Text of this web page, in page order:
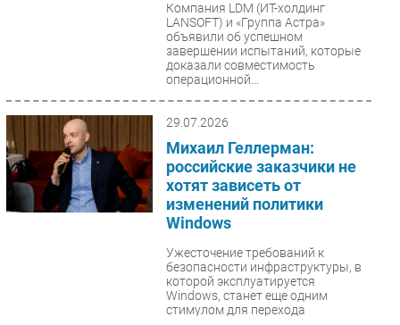
Компания LDM (ИТ-холдинг
LANSOFT) и «Группа Астра»
объявили об успешном
завершении испытаний, которые
доказали совместимость
операционной...
29.07.2026
Михаил Геллерман:
российские заказчики не
хотят зависеть от
изменений политики
Windows
Ужесточение требований к
безопасности инфраструктуры, в
которой эксплуатируется
Windows, станет еще одним
стимулом для перехода